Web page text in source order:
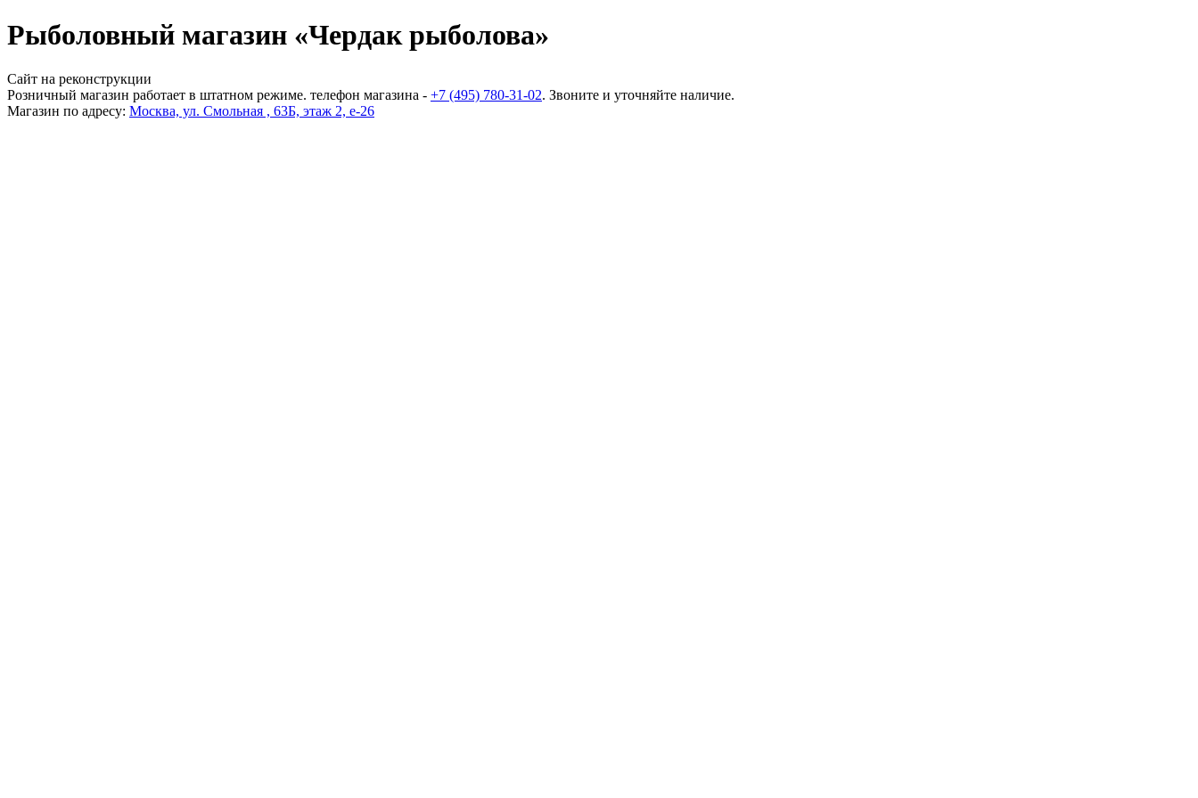
Рыболовный магазин «Чердак рыболова»
Сайт на реконструкции
Розничный магазин работает в штатном режиме. телефон магазина - +7 (495) 780-31-02. Звоните и уточняйте наличие.
Магазин по адресу: Москва, ул. Смольная , 63Б, этаж 2, е-26